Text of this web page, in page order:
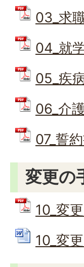
03_求
04_就
05_疾
06_介
07_誓
変更の
10_変
10_変